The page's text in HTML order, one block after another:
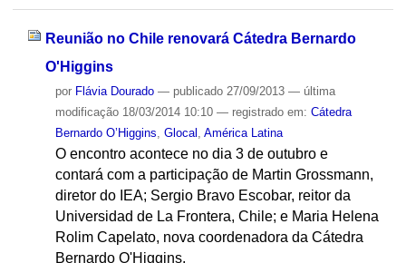
Reunião no Chile renovará Cátedra Bernardo
O'Higgins
por Flávia Dourado — publicado27/09/2013 — última
modificação18/03/2014 10:10 — registrado em: Cátedra
Bernardo O’Higgins Glocal América Latina
O encontro acontece no dia 3 de outubro e
contará com a participação de Martin Grossmann,
diretor do IEA; Sergio Bravo Escobar, reitor da
Universidad de La Frontera, Chile; e Maria Helena
Rolim Capelato, nova coordenadora da Cátedra
Bernardo O'Higgins.